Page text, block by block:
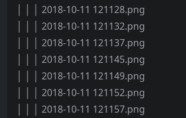
│ │ │ 2018-10-11 121128.png
│ │ │ 2018-10-11 121132.png
│ │ │ 2018-10-11 121137.png
│ │ │ 2018-10-11 121145.png
│ │ │ 2018-10-11 121149.png
│ │ │ 2018-10-11 121152.png
│ │ │ 2018-10-11 121157.png